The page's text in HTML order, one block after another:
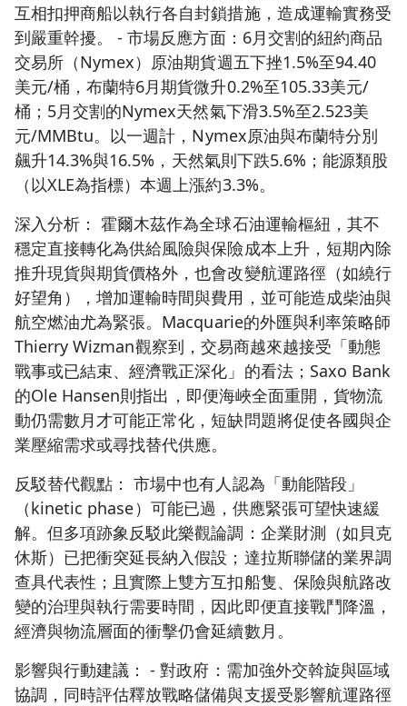
互相扣押商船以執行各自封鎖措施，造成運輸實務受
到嚴重幹擾。 - 市場反應方面：6月交割的紐約商品
交易所（Nymex）原油期貨週五下挫1.5%至94.40
美元/桶，布蘭特6月期貨微升0.2%至105.33美元/
桶；5月交割的Nymex天然氣下滑3.5%至2.523美
元/MMBtu。以一週計，Nymex原油與布蘭特分別
飆升14.3%與16.5%，天然氣則下跌5.6%；能源類股
（以XLE為指標）本週上漲約3.3%。
深入分析： 霍爾木茲作為全球石油運輸樞紐，其不
穩定直接轉化為供給風險與保險成本上升，短期內除
推升現貨與期貨價格外，也會改變航運路徑（如繞行
好望角），增加運輸時間與費用，並可能造成柴油與
航空燃油尤為緊張。Macquarie的外匯與利率策略師
Thierry Wizman觀察到，交易商越來越接受「動態
戰事或已結束、經濟戰正深化」的看法；Saxo Bank
的Ole Hansen則指出，即便海峽全面重開，貨物流
動仍需數月才可能正常化，短缺問題將促使各國與企
業壓縮需求或尋找替代供應。
反駁替代觀點： 市場中也有人認為「動能階段」
（kinetic phase）可能已過，供應緊張可望快速緩
解。但多項跡象反駁此樂觀論調：企業財測（如貝克
休斯）已把衝突延長納入假設；達拉斯聯儲的業界調
查具代表性；且實際上雙方互扣船隻、保險與航路改
變的治理與執行需要時間，因此即便直接戰鬥降溫，
經濟與物流層面的衝擊仍會延續數月。
影響與行動建議： - 對政府：需加強外交斡旋與區域
協調，同時評估釋放戰略儲備與支援受影響航運路徑